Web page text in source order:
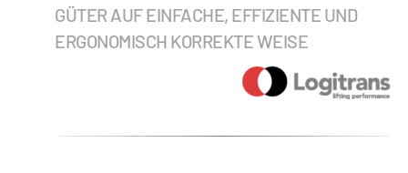
GÜTER AUF EINFACHE, EFFIZIENTE UND
ERGONOMISCH KORREKTE WEISE